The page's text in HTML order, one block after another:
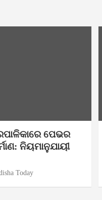
ପେଭର
ନିୟମାନୁଯାୟୀ
Today